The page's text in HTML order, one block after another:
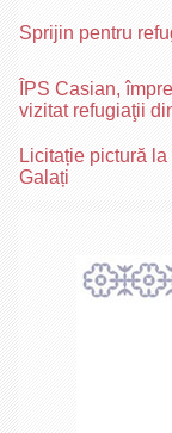
Sprijin pentru
ÎPS Casian,
vizitat refugiaţii
Licitație pictură
Galați